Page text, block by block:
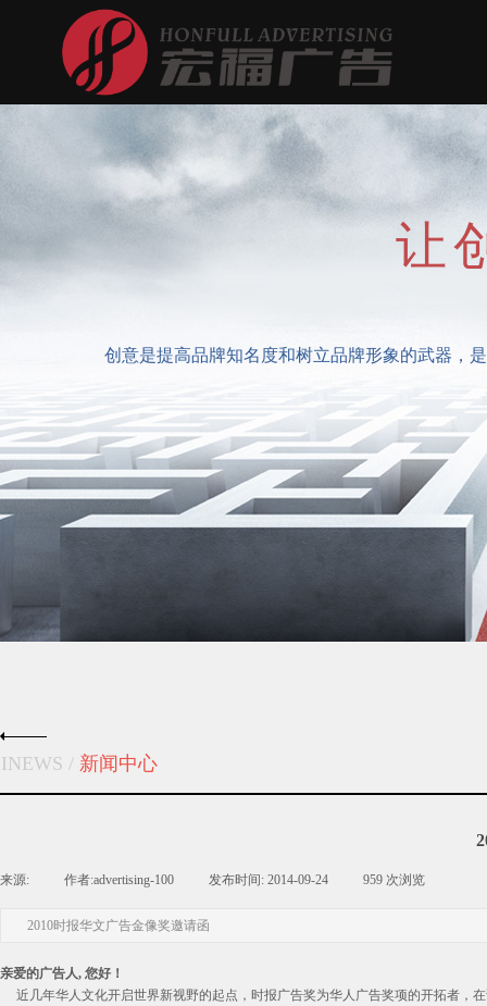
创意是提高品牌知名度和树立品牌形象的武器，
让
INEWS / 新闻中心
来源: 作者:advertising-100 发布时间: 2014-09-24 959 次浏览
2010时报华文广告金像奖邀请函
亲爱的广告人, 您好！
近几年华人文化开启世界新视野的起点，时报广告奖为华人广告奖项的开拓者，